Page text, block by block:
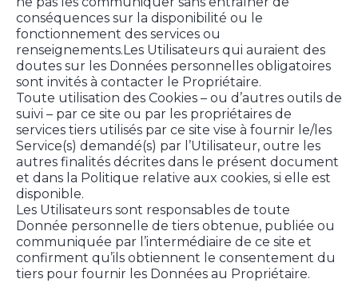
conséquences sur la disponibilité ou le
fonctionnement des services ou
renseignements.Les Utilisateurs qui auraient des
doutes sur les Données personnelles obligatoires
sont invités à contacter le Propriétaire.
Toute utilisation des Cookies – ou d’autres outils de
suivi – par ce site ou par les propriétaires de
services tiers utilisés par ce site vise à fournir le/les
Service(s) demandé(s) par l’Utilisateur, outre les
autres finalités décrites dans le présent document
et dans la Politique relative aux cookies, si elle est
disponible.
Les Utilisateurs sont responsables de toute
Donnée personnelle de tiers obtenue, publiée ou
communiquée par l’intermédiaire de ce site et
confirment qu’ils obtiennent le consentement du
tiers pour fournir les Données au Propriétaire.